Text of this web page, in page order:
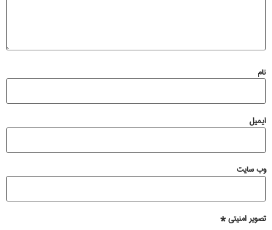
نام
ایمیل
وب‌ سایت
تصویر امنیتی*